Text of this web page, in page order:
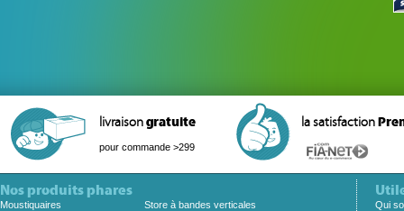
livraisongratuite
pour commande >299
la satisfaction
Nos produits phares
Moustiquaires
Store à bandes verticales
Qui